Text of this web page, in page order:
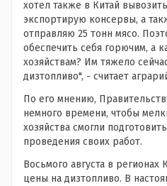
хотел также в Китай
экспортирую консервы, а
отправляю 25 тонн мясо.
обеспечить себя горючим, а
хозяйствам? Им тяжело
дизтопливо", - считает
По его мнению,
немного времени, чтобы
хозяйства смогли
проведения своих работ.
Восьмого августа в регионах
цены на дизтопливо. В